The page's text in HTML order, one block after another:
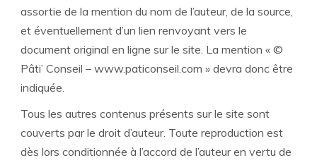
assortie de la mention du nom de l’auteur, de la source,
et éventuellement d’un lien renvoyant vers le
document original en ligne sur le site. La mention « ©
Pâti’ Conseil – www.paticonseil.com » devra donc être
indiquée.
Tous les autres contenus présents sur le site sont
couverts par le droit d’auteur. Toute reproduction est
dès lors conditionnée à l’accord de l’auteur en vertu de